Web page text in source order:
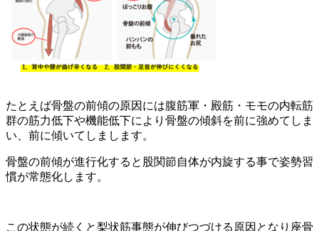
たとえば骨盤の前傾の原因には腹筋軍・殿筋・モモの内転筋
群の筋力低下や機能低下により骨盤の傾斜を前に強めてしま
い、前に傾いてしまします。
骨盤の前傾が進行化すると股関節自体が内旋する事で姿勢習
慣が常態化します。
この状態が続くと梨状筋事態が伸びつづける原因となり座骨